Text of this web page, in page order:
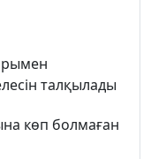
талқылады
көп болмаған